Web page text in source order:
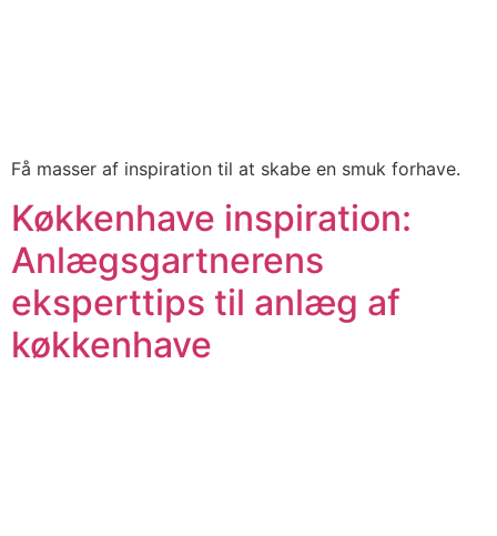
Få masser af inspiration til at skabe en smuk forhave.
Køkkenhave inspiration:
Anlægsgartnerens
eksperttips til anlæg af
køkkenhave